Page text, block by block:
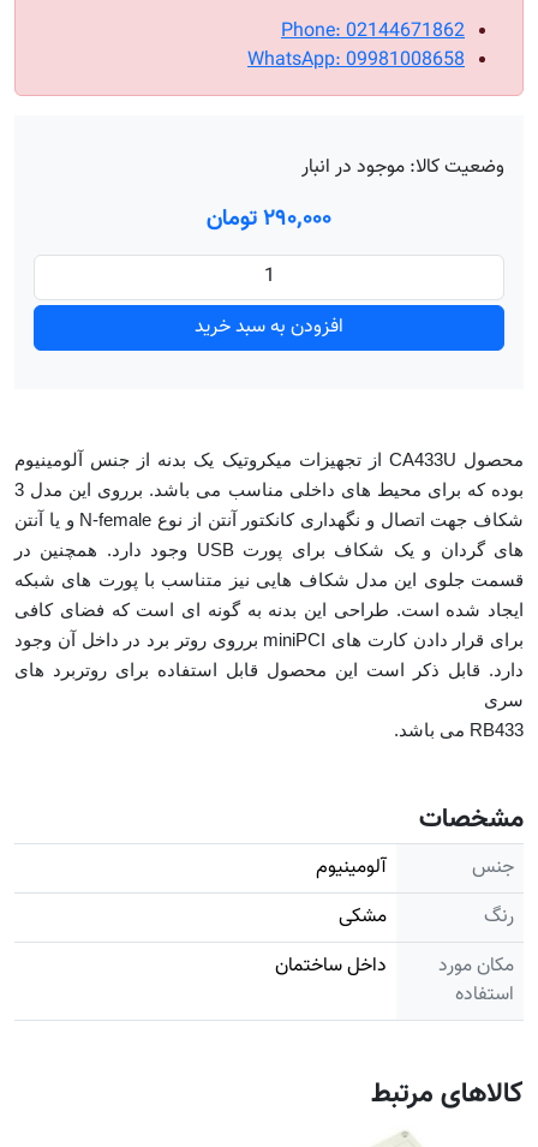
Phone: 02144671862
WhatsApp: 09981008658
وضعیت کالا: موجود در انبار
۲۹۰٬۰۰۰ تومان
افزودن به سبد خرید
محصول CA433U از تجهیزات میکروتیک یک بدنه از جنس آلومینیوم
بوده که برای محیط های داخلی مناسب می باشد. برروی این مدل 3
شکاف جهت اتصال و نگهداری کانکتور آنتن از نوع N-female و یا آنتن
های گردان و یک شکاف برای پورت USB وجود دارد. همچنین در
قسمت جلوی این مدل شکاف هایی نیز متناسب با پورت های شبکه
ایجاد شده است. طراحی این بدنه به گونه ای است که فضای کافی
برای قرار دادن کارت های miniPCI برروی روتر برد در داخل آن وجود
دارد. قابل ذکر است این محصول قابل استفاده برای روتربرد های
سری
RB433 می باشد.
مشخصات
جنس
آلومینیوم
رنگ
مشکی
مکان مورد
استفاده
داخل ساختمان
کالاهای مرتبط